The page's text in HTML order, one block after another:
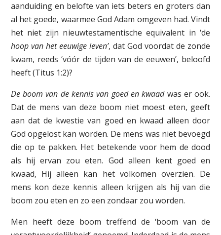
aanduiding en belofte van iets beters en groters dan
al het goede, waarmee God Adam omgeven had. Vindt
het niet zijn nieuwtestamentische equivalent in ‘de
hoop van het eeuwige leven’, dat God voordat de zonde
kwam, reeds ‘vóór de tijden van de eeuwen’, beloofd
heeft (Titus 1:2)?
De boom van de kennis van goed en kwaadwas er ook.
Dat de mens van deze boom niet moest eten, geeft
aan dat de kwestie van goed en kwaad alleen door
God opgelost kan worden. De mens was niet bevoegd
die op te pakken. Het betekende voor hem de dood
als hij ervan zou eten. God alleen kent goed en
kwaad, Hij alleen kan het volkomen overzien. De
mens kon deze kennis alleen krijgen als hij van die
boom zou eten en zo een zondaar zou worden.
Men heeft deze boom treffend de ‘boom van de